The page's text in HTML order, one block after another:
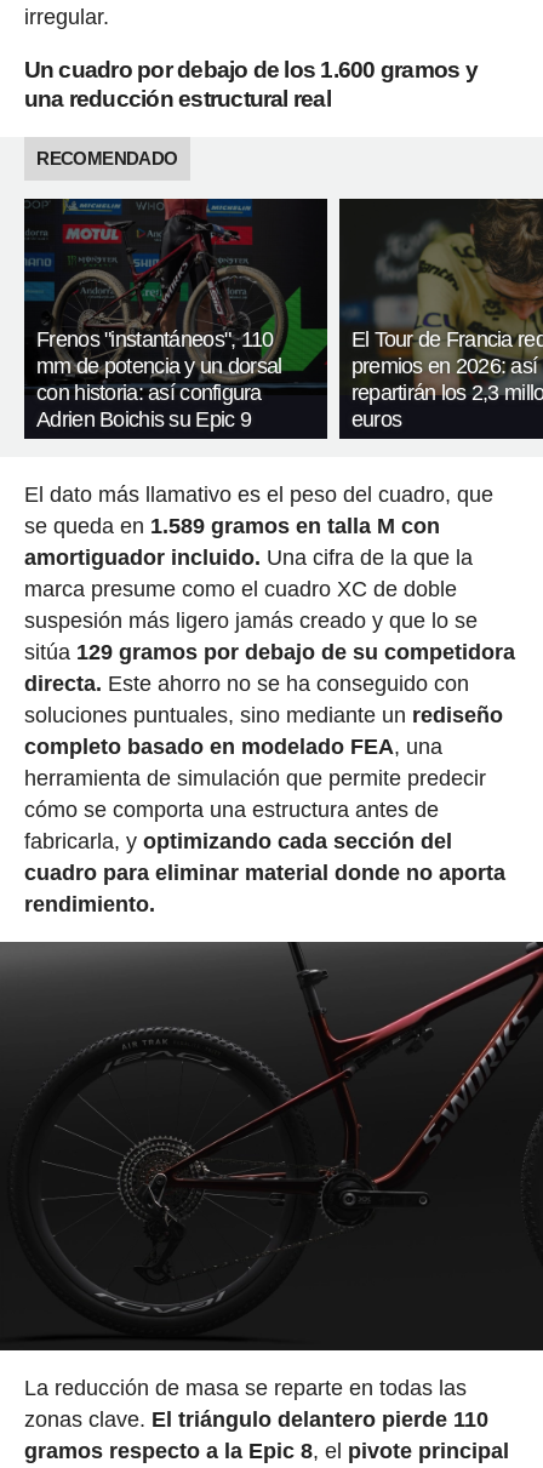
irregular.
Un cuadro por debajo de los 1.600 gramos y
una reducción estructural real
RECOMENDADO
Frenos "instantáneos", 110
mm de potencia y un dorsal
con historia: así configura
Adrien Boichis su Epic 9
El Tour de Francia
premios en 2026: así
repartirán los 2,3
euros
El dato más llamativo es el peso del cuadro, que
se queda en 1.589 gramos en talla M con
amortiguador incluido. Una cifra de la que la
marca presume como el cuadro XC de doble
suspesión más ligero jamás creado y que lo se
sitúa 129 gramos por debajo de su competidora
directa. Este ahorro no se ha conseguido con
soluciones puntuales, sino mediante un rediseño
completo basado en modelado FEA, una
herramienta de simulación que permite predecir
cómo se comporta una estructura antes de
fabricarla, y optimizando cada sección del
cuadro para eliminar material donde no aporta
rendimiento.
La reducción de masa se reparte en todas las
zonas clave. El triángulo delantero pierde 110
gramos respecto a la Epic 8, el pivote principal